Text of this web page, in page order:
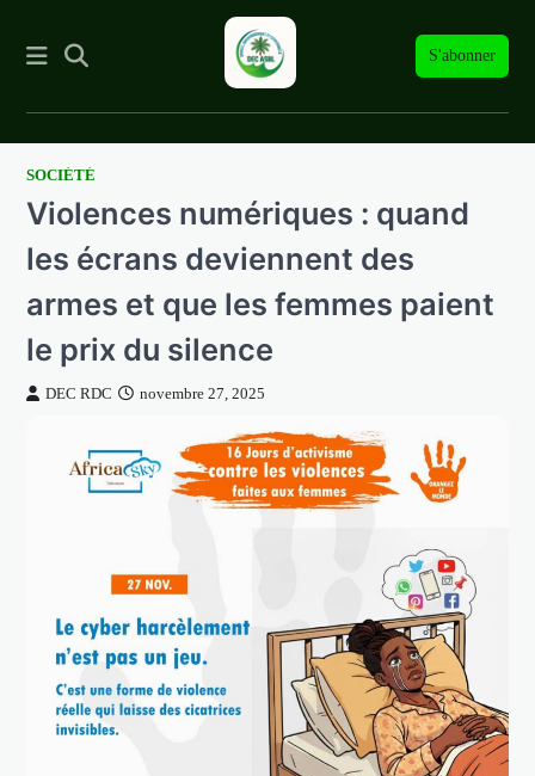
S'abonner
SkipSOCIÉTÉ
Violences numériques : quand
les écrans deviennent des
armes et que les femmes paient
le prix du silence
DEC RDC novembre 27, 2025